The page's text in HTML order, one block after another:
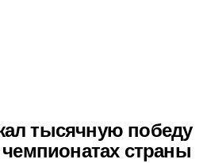
тысячную победу
страны